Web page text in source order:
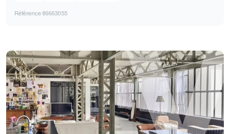
Référence 86663055